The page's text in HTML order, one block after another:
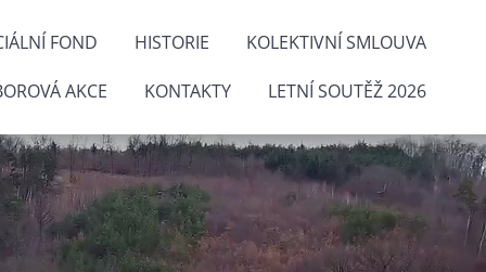
FOND HISTORIE KOLEKTIVNÍ SMLOUVA
AKCE KONTAKTY LETNÍ SOUTĚŽ 2026